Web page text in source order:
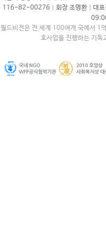
116-82-00276
회장 조명환 대
월드비전은 전 세계 100여개 국에서 1
호사업을 진행하는 기독